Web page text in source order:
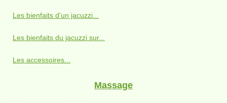
Les bienfaits d'un jacuzzi...
Les bienfaits du jacuzzi sur...
Les accessoires...
Massage